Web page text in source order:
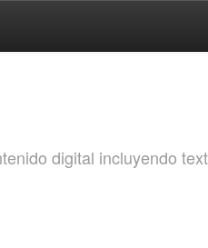
digital incluyendo